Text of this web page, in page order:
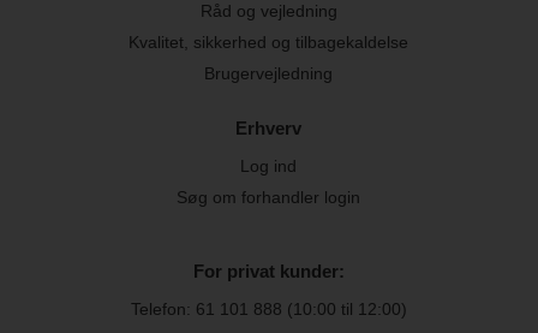
Råd og vejledning
Kvalitet, sikkerhed og tilbagekaldelse
Brugervejledning
Erhverv
Log ind
Søg om forhandler login
For privat kunder:
Telefon: 61 101 888 (10:00 til 12:00)